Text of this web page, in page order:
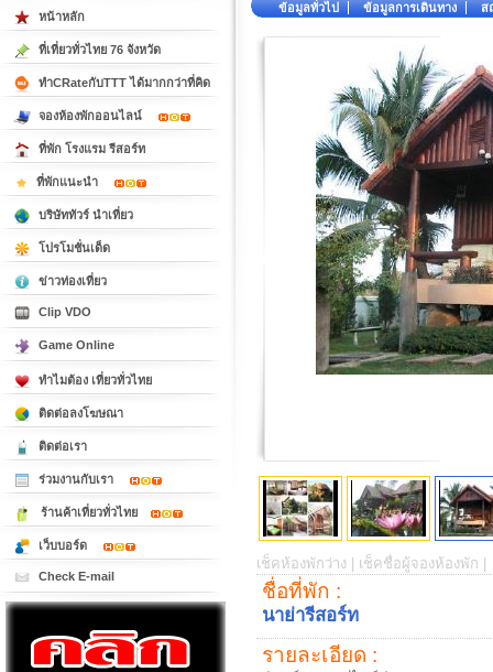
ข้อมูลทั่วไป ข้อมูลการเดินทาง ส
เช็คห้องพักว่าง | เช็คชื่อผู้จองห้องพัก |
ชื่อที่พัก :
นาย่ารีสอร์ท
รายละเอียด :
หน้าหลัก
ที่เที่ยวทั่วไทย 76 จังหวัด
ทำCRateกับTTT ได้มากกว่าที่คิด
จองห้องพักออนไลน์
ที่พัก โรงแรม รีสอร์ท
ที่พักแนะนำ
บริษัททัวร์ นำเที่ยว
โปรโมชั่นเด็ด
ข่าวท่องเที่ยว
Clip VDO
Game Online
ทำไมต้อง เที่ยวทั่วไทย
ติดต่อลงโฆษณา
ติดต่อเรา
ร่วมงานกับเรา
ร้านค้าเที่ยวทั่วไทย
เว็บบอร์ด
Check E-mail